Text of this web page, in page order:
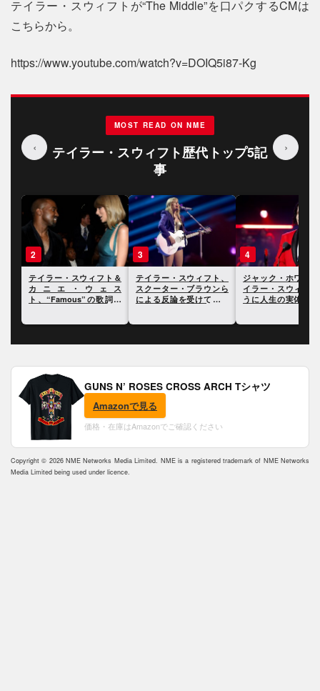
テイラー・スウィフトが“The Middle”を口パクするCMは
こちらから。
https://www.youtube.com/watch?v=DOIQ5i87-Kg
‹
MOST READ ON NME
テイラー・スウィフト歴代トップ5記
事
›
3
テイラー・スウィフト、
スクーター・ブラウンら
による反論を受けてさら
4
ジャック・ホワイト、テ
イラー・スウィフトのよ
うに人生の実体験を歌詞
5
テイラー・スウィ
ドキュメンタリー
ー中に経験した二
GUNS N’ ROSES CROSS ARCH Tシャツ
Amazonで見る
価格・在庫はAmazonでご確認ください
Copyright © 2026 NME Networks Media Limited. NME is a registered trademark of NME Networks
Media Limited being used under licence.